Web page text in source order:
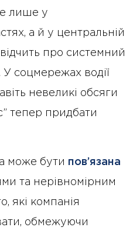
лише у
а й у центральній
про системний
соцмережах водії
невеликі обсяги
тепер придбати
може бути пов’язана
та нерівномірним
які компанія
обмежуючи